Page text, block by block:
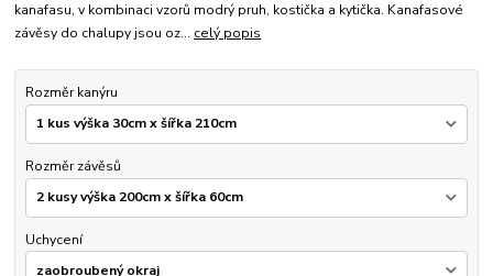
kanafasu, v kombinaci vzorů modrý pruh, kostička a kytička. Kanafasové
závěsy do chalupy jsou oz... celý popis
Rozměr kanýru
Rozměr závěsů
Uchycení